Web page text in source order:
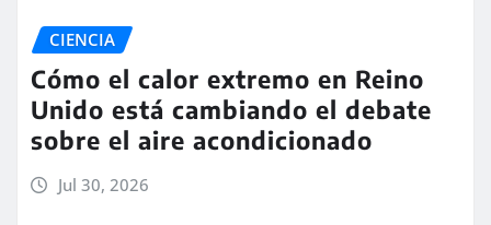
CIENCIA
Cómo el calor extremo en Reino
Unido está cambiando el debate
sobre el aire acondicionado
Jul 30, 2026